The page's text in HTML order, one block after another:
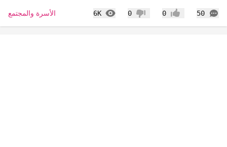
50
التعليقات إعجاب0 عدم إعجاب
0
6K
المشاهدات الأسرة والمجتمع